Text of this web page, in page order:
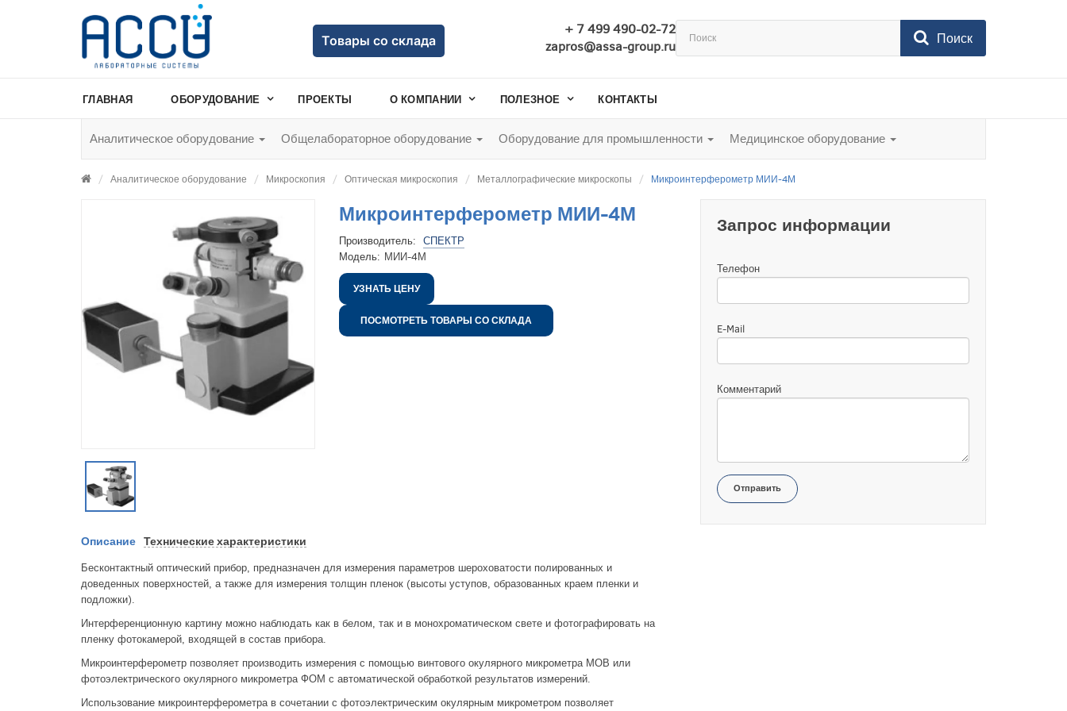
Товары со склада
+ 7 499 490-02-72
zapros@assa-group.ru
Поиск
ГЛАВНАЯ ОБОРУДОВАНИЕ ПРОЕКТЫ О КОМПАНИИ ПОЛЕЗНОЕ КОНТАКТЫ
Аналитическое оборудование Общелабораторное оборудование Оборудование для промышленности Медицинское оборудование
Аналитическое оборудование Микроскопия Оптическая микроскопия Металлографические микроскопы Микроинтерферометр МИИ-4М
Микроинтерферометр МИИ-4М
Производитель: СПЕКТР
Модель: МИИ-4М
УЗНАТЬ ЦЕНУ
ПОСМОТРЕТЬ ТОВАРЫ СО СКЛАДА
Описание Технические характеристики
Бесконтактный оптический прибор, предназначен для измерения параметров шероховатости полированных и
доведенных поверхностей, а также для измерения толщин пленок (высоты уступов, образованных краем пленки и
подложки).
Интерференционную картину можно наблюдать как в белом, так и в монохроматическом свете и фотографировать на
пленку фотокамерой, входящей в состав прибора.
Микроинтерферометр позволяет производить измерения с помощью винтового окулярного микрометра МОВ или
фотоэлектрического окулярного микрометра ФОМ с автоматической обработкой результатов измерений.
Использование микроинтерферометра в сочетании с фотоэлектрическим окулярным микрометром позволяет
Запрос информации
Телефон
E-Mail
Комментарий
Отправить